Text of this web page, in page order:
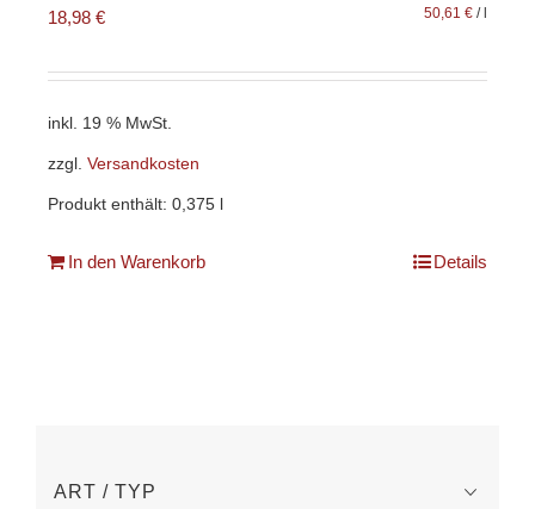
18,98 € 50,61 € /
inkl. 19 % MwSt.
zzgl. Versandkosten
Produkt enthält: 0,375 l
In den Warenkorb Details
ART / TYP